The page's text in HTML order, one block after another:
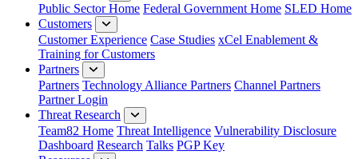
Public Sector Home Federal Government Home SLED Home
Customers
Customer Experience Case Studies xCel Enablement &
Training for Customers
Partners
Partners Technology Alliance Partners Channel Partners
Partner Login
Threat Research
Team82 Home Threat Intelligence Vulnerability Disclosure
Dashboard Research Talks PGP Key